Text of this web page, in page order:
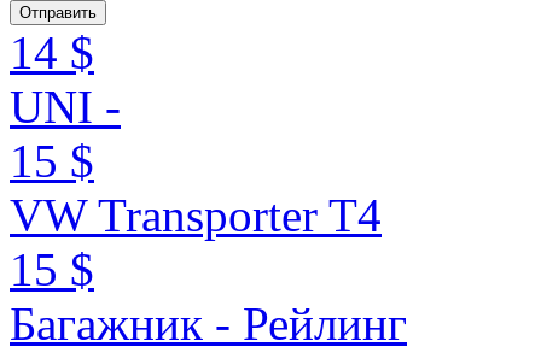
14 $
UNI -
15 $
VW Transporter T4
15 $
Багажник - Рейлинг